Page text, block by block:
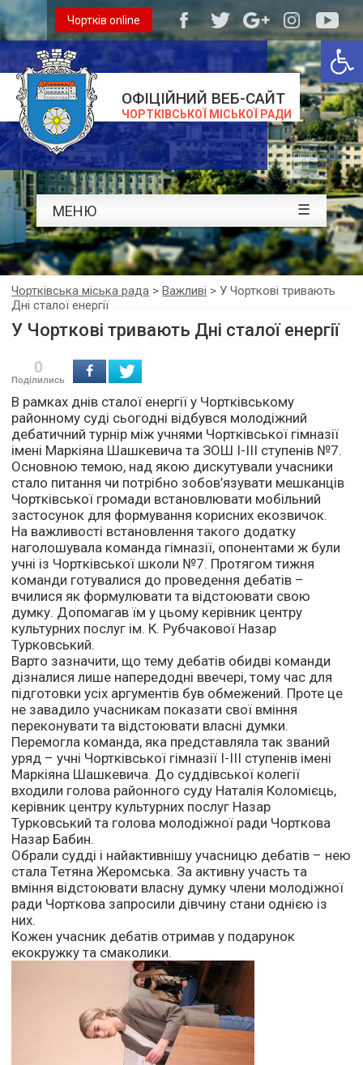
ОФІЦІЙНИЙ ВЕБ-САЙТ
ЧОРТКІВСЬКОЇ МІСЬКОЇ РАДИ
Чортків online
МЕНЮ ☰
Чортківська міська рада >Важливі > У Чорткові тривають
Дні сталої енергії
У Чорткові тривають Дні сталої енергії
0
Поділились
В рамках днів сталої енергії у Чортківському
районному суді сьогодні відбувся молодіжний
дебатичний турнір між учнями Чортківської гімназії
імені Маркіяна Шашкевича та ЗОШ І-ІІІ ступенів №7.
Основною темою, над якою дискутували учасники
стало питання чи потрібно зобов’язувати мешканців
Чортківської громади встановлювати мобільний
застосунок для формування корисних екозвичок.
На важливості встановлення такого додатку
наголошувала команда гімназії, опонентами ж були
учні із Чортківської школи №7. Протягом тижня
команди готувалися до проведення дебатів –
вчилися як формулювати та відстоювати свою
думку. Допомагав їм у цьому керівник центру
культурних послуг ім. К. Рубчакової Назар
Турковський.
Варто зазначити, що тему дебатів обидві команди
дізналися лише напередодні ввечері, тому час для
підготовки усіх аргументів був обмежений. Проте це
не завадило учасникам показати свої вміння
переконувати та відстоювати власні думки.
Перемогла команда, яка представляла так званий
уряд – учні Чортківської гімназії І-ІІІ ступенів імені
Маркіяна Шашкевича. До суддівської колегії
входили голова районного суду Наталія Коломієць,
керівник центру культурних послуг Назар
Турковський та голова молодіжної ради Чорткова
Назар Бабин.
Обрали судді і найактивнішу учасницю дебатів – нею
стала Тетяна Жеромська. За активну участь та
вміння відстоювати власну думку члени молодіжної
ради Чорткова запросили дівчину стани однією із
них.
Кожен учасник дебатів отримав у подарунок
екокружку та смаколики.